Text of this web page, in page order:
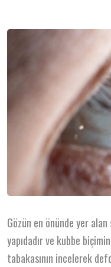
Gözün en önünde yer
yapıdadır ve kubbe
tabakasının incelerek